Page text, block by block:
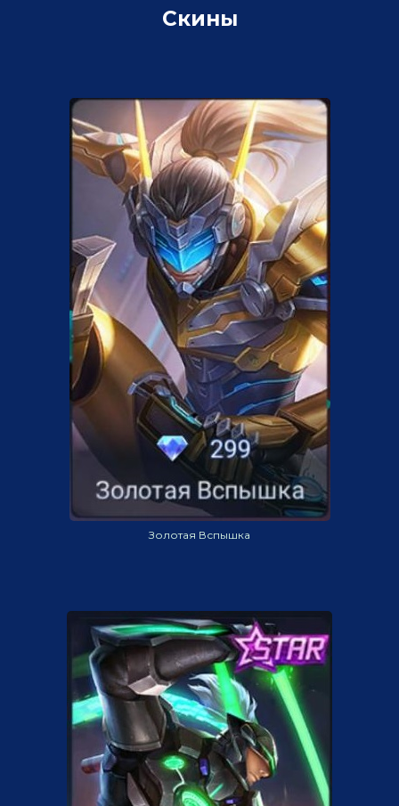
Скины
Золотая Вспышка